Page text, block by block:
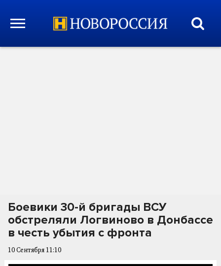
Боевики 30-й бригады ВСУ
обстреляли Логвиново в Донбассе
в честь убытия с фронта
10 Сентября 11:10